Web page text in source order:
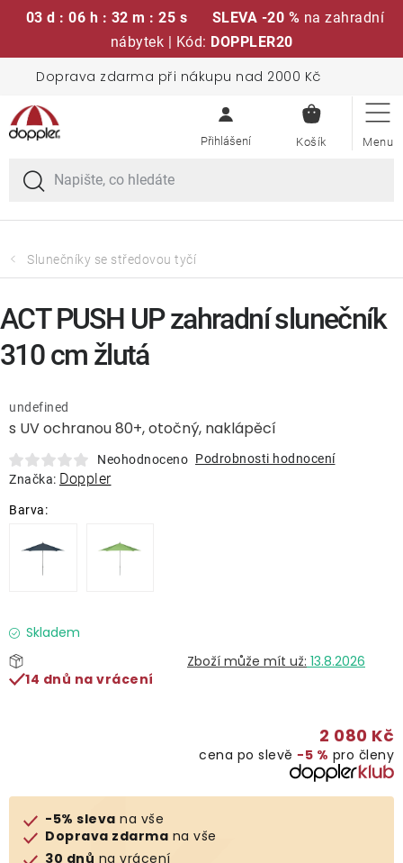
03 d : 06 h : 32 m : 24 s SLEVA -20 % na zahradní
nábytek | Kód: DOPPLER20
obsah
Doprava zdarma při nákupu nad 2000 Kč
KOŠÍK
Sedací soupravy
Slunečníky
Křesla a židle
Lavice a houpačky
Lehátka
Doplňky
Gastro produkty
Kolekce
Prodávané značky
Naše katalogy
O nás
Slunečníky se středovou tyčí
s UV ochranou 80+, otočný, naklápěcí
undefined
Neohodnoceno Podrobnosti hodnocení
Značka: Doppler
Skladem
13.8.2026
14 dnů na vrácení
2 080 Kč
cena po slevě −5 % pro členy
-5% sleva na vše
Doprava zdarma na vše
30 dnů na vrácení
ACT PUSH UP zahradní slunečník
310 cm žlutá